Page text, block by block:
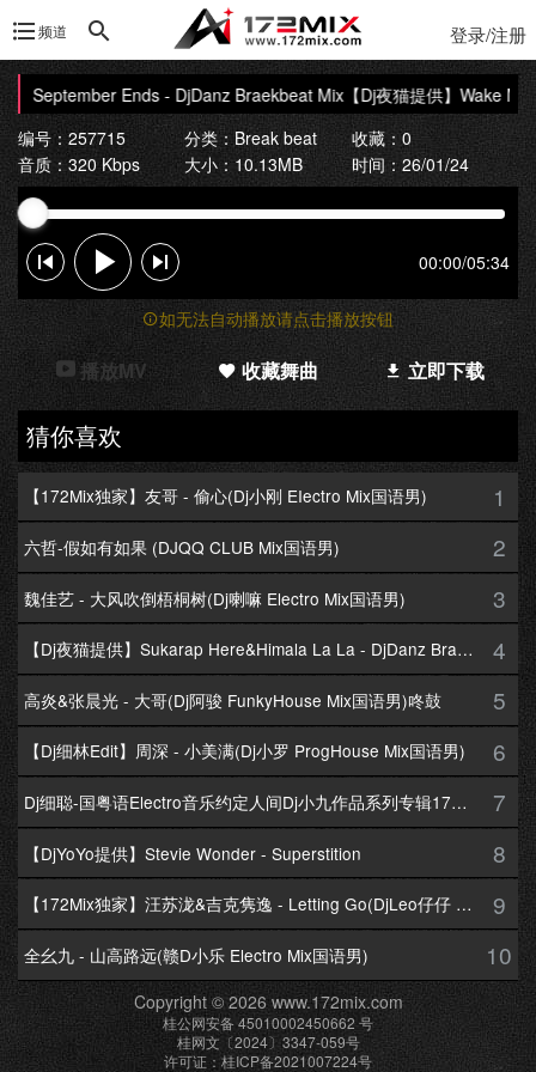
频道 登录/注册
September Ends - DjDanz Braekbeat Mix【Dj夜猫提供】Wake Me
编号：257715
分类：Break beat
收藏：0
音质：320 Kbps
大小：10.13MB 时间：26/01/24
00:00/05:34
如无法自动播放请点击播放按钮
播放MV 收藏舞曲 立即下载
猜你喜欢
【172Mix独家】友哥 - 偷心(Dj小刚 EIectro Mix国语男) 1
六哲-假如有如果 (DJQQ CLUB Mix国语男) 2
魏佳艺 - 大风吹倒梧桐树(Dj喇嘛 Electro Mix国语男) 3
【Dj夜猫提供】Sukarap Here&Himala La La - DjDanz Braekbeat Mix 4
高炎&张晨光 - 大哥(Dj阿骏 FunkyHouse Mix国语男)咚鼓 5
【Dj细林Edit】周深 - 小美满(Dj小罗 ProgHouse Mix国语男) 6
Dj细聪-国粤语Electro音乐约定人间Dj小九作品系列专辑172Mix串烧 7
【DjYoYo提供】Stevie Wonder - Superstition 8
【172Mix独家】汪苏泷&吉克隽逸 - Letting Go(DjLeo仔仔 Electro Mix国语合唱) 9
全幺九 - 山高路远(赣D小乐 Electro Mix国语男) 10
Copyright © 2026 www.172mix.com
桂公网安备 45010002450662 号
桂网文〔2024〕3347-059号
许可证：桂ICP备2021007224号